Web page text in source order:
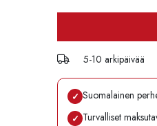
5-10 arkipäivää
✓ Suomalainen
✓ Turvalliset